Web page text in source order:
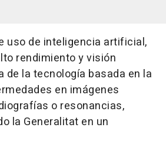
uso de inteligencia artificial,
rendimiento y visión
de la tecnología basada en la
en imágenes
o resonancias,
la Generalitat en un